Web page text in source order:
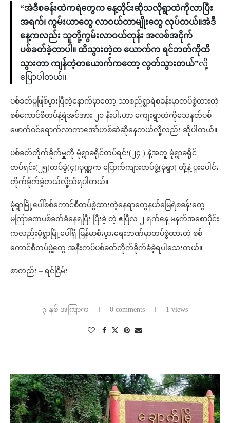
“အဲဒီစခန်းထဲကရဲတွေက နေ့တိုင်းဆိုသလိုရွာထဲကိုလာပြီး
အရက်၊ ကွမ်းယာတွေ လာဝယ်တာမျိုးတွေ လုပ်တယ်။အဲဒီ
နေ့ကလည်း သူတို့ကွမ်းလာဝယ်တုန်း အလစ်အငိုက်
ပစ်ခတ်ခဲ့တာပါ။ ထိသွားတဲ့တ ယောက်က ရင်ဘတ်ကိုထိ
သွားတာ ကျန်တဲ့တယောက်ကတော့ လွတ်သွားတယ်”လို့
ပြောပါတယ်။
ပစ်ခတ်မှုဖြစ်ပွားပြီတဲ့နောက်မှာတော့ သာစည်ရွာရဲစခန်းမှာတပ်စွဲထားတဲ့
စစ်ကောင်စီတပ်နဲ့ရဲအင်အား ၂၀ နီးပါးဟာ ကျေးရွာထဲကိုသေနတ်ပစ်
ဖောက်ဝင်ရောက်လာကာအော်ဟစ်ဆဲဆိုနေတယ်လို့လည်း ဆိုပါတယ်။
ပစ်ခတ်တိုက်ခိုက်မှုကို မုံရွာခရိုင်တပ်ရင်း(၂၄ ) နဲ့အတူ မုံရွာခရိုင်
တပ်ရင်း(၂၅)တပ်ခွဲ(၄)၊ပုဏ္ဏက ပြောက်ကျားတပ်ဖွဲ့(မုံရွာ) တို့နဲ့ ပူးပေါင်း
တိုက်ခိုက်ခဲ့တယ်လို့သိရပါတယ်။
မုံရွာမြို့ပေါ်စစ်ကောင်စီတပ်စွဲထားတဲ့နေရာတွေနယ်မြေရဲစခန်းတွေ
မကြာခဏပစ်ခတ်ခံနေရပြီး ပြီးခဲ့ တဲ့ ဧပြီလ ၂ ရက်နေ့ မနက်အစောပိုင်း
ကလည်းမုံရွာမြို့ပေါ်ရှိ မြန်မာ့စီးပွားရေးဘဏ်မှာတပ်စွဲထားတဲ့ စစ်
ကောင်စီတပ်ဖွဲ့တွေ အနီးကပ်ပစ်ခတ်တိုက်ခိုက်ခံခဲ့ရပါသေးတယ်။
စာတည်း – ရင်ငြိမ်း
၃ နှစ် အကြာက 0 comments 1 views